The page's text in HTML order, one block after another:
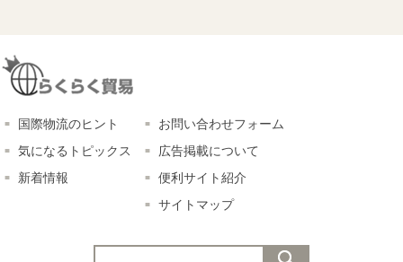
国際物流のヒント
気になるトピックス
新着情報
お問い合わせフォーム
広告掲載について
便利サイト紹介
サイトマップ